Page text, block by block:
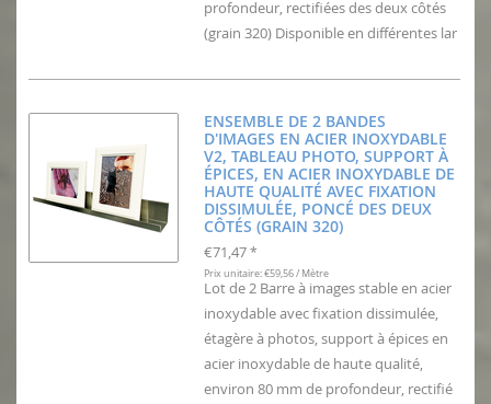
profondeur, rectifiées des deux côtés
(grain 320) Disponible en différentes lar
ENSEMBLE DE 2 BANDES
D'IMAGES EN ACIER INOXYDABLE
V2, TABLEAU PHOTO, SUPPORT À
ÉPICES, EN ACIER INOXYDABLE DE
HAUTE QUALITÉ AVEC FIXATION
DISSIMULÉE, PONCÉ DES DEUX
CÔTÉS (GRAIN 320)
€71,47 *
Prix unitaire: €59,56 / Mètre
Lot de 2 Barre à images stable en acier
inoxydable avec fixation dissimulée,
étagère à photos, support à épices en
acier inoxydable de haute qualité,
environ 80 mm de profondeur, rectifié